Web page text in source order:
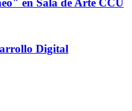
en Sala de Arte CCU
Digital